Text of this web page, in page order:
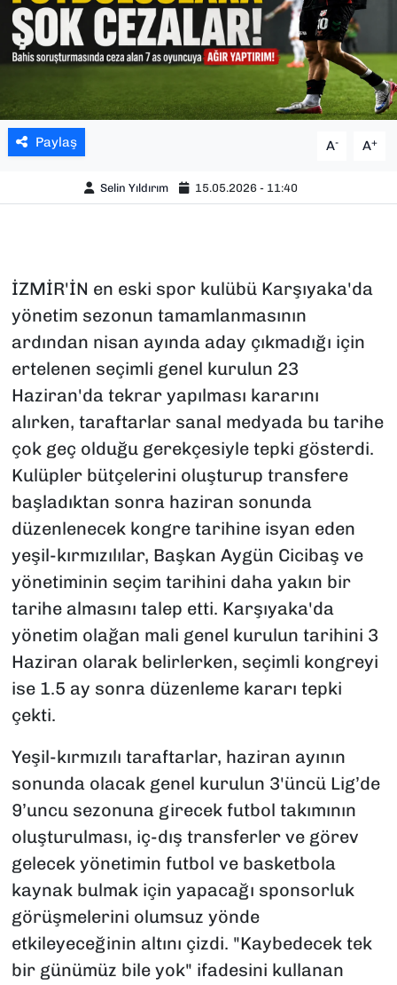
Paylaş A- A+
Selin Yıldırım 15.05.2026 - 11:40
İZMİR'İN en eski spor kulübü Karşıyaka'da
yönetim sezonun tamamlanmasının
ardından nisan ayında aday çıkmadığı için
ertelenen seçimli genel kurulun 23
Haziran'da tekrar yapılması kararını
alırken, taraftarlar sanal medyada bu tarihe
çok geç olduğu gerekçesiyle tepki gösterdi.
Kulüpler bütçelerini oluşturup transfere
başladıktan sonra haziran sonunda
düzenlenecek kongre tarihine isyan eden
yeşil-kırmızılılar, Başkan Aygün Cicibaş ve
yönetiminin seçim tarihini daha yakın bir
tarihe almasını talep etti. Karşıyaka'da
yönetim olağan mali genel kurulun tarihini 3
Haziran olarak belirlerken, seçimli kongreyi
ise 1.5 ay sonra düzenleme kararı tepki
çekti.
Yeşil-kırmızılı taraftarlar, haziran ayının
sonunda olacak genel kurulun 3'üncü Lig’de
9’uncu sezonuna girecek futbol takımının
oluşturulması, iç-dış transferler ve görev
gelecek yönetimin futbol ve basketbola
kaynak bulmak için yapacağı sponsorluk
görüşmelerini olumsuz yönde
etkileyeceğinin altını çizdi. "Kaybedecek tek
bir günümüz bile yok" ifadesini kullanan